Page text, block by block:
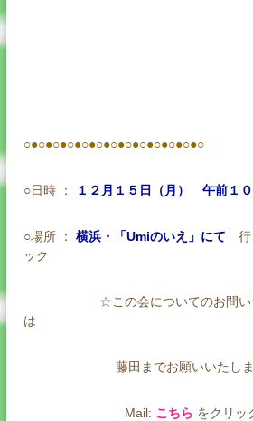
○●○●○●○●○●○●○●○●○●○●○●○●○
○日時 ： １２月１５日（月） 午前１
○場所 ：横浜・「Umiのいえ」にて
ック
☆この会についてのお問
は
藤田までお願いいたし
Mail: こちら をクリッ